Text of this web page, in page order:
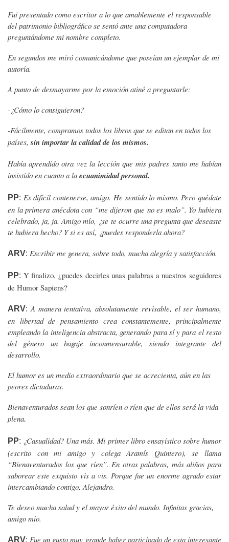
Fui presentado como escritor a lo que amablemente el responsable
del patrimonio bibliográfico se sentó ante una computadora
preguntándome mi nombre completo.
En segundos me miró comunicándome que poseían un ejemplar de mi
autoría.
A punto de desmayarme por la emoción atiné a preguntarle:
-¿Cómo lo consiguieron?
-Fácilmente, compramos todos los libros que se editan en todos los
países, sin importar la calidad de los mismos.
Había aprendido otra vez la lección que mis padres tanto me habían
insistido en cuanto a la ecuanimidad personal.
PP: Es difícil contenerse, amigo. He sentido lo mismo. Pero quédate
en la primera anécdota con “me dijeron que no es malo”. Yo hubiera
celebrado, ja, ja. Amigo mío, ¿se te ocurre una pregunta que deseaste
te hubiera hecho? Y si es así, ¿puedes responderla ahora?
ARV: Escribir me genera, sobre todo, mucha alegría y satisfacción.
PP: Y finalizo, ¿puedes decirles unas palabras a nuestros seguidores
de Humor Sapiens?
ARV: A manera tentativa, absolutamente revisable, el ser humano,
en libertad de pensamiento crea constantemente, principalmente
empleando la inteligencia abstracta, generando para sí y para el resto
del género un bagaje inconmensurable, siendo integrante del
desarrollo.
El humor es un medio extraordinario que se acrecienta, aún en las
peores dictaduras.
Bienaventurados sean los que sonríen o ríen que de ellos será la vida
plena.
PP: ¿Casualidad? Una más. Mi primer libro ensayístico sobre humor
(escrito con mi amigo y colega Aramís Quintero), se llama
“Bienaventurados los que ríen”. En otras palabras, más aliños para
saborear este exquisto vis a vis. Porque fue un enorme agrado estar
intercambiando contigo, Alejandro.
Te deseo mucha salud y el mayor éxito del mundo. Infinitas gracias,
amigo mío.
ARV: Fue un gusto muy grande haber participado de esta interesante